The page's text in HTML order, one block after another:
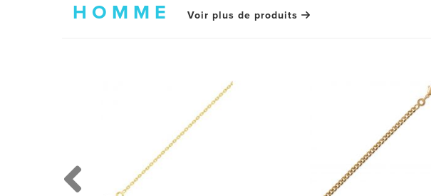
HOMME Voir plus de produits